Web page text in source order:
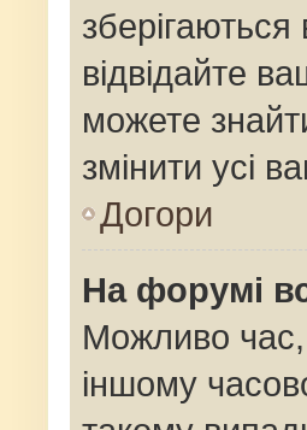
відвідайте
можете
змінити усі
Догори
На форумі
Можливо час,
іншому